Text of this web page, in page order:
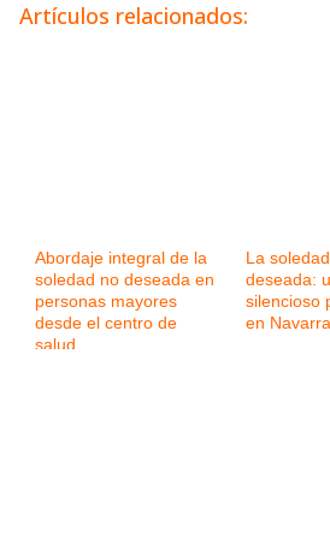
Artículos relacionados:
Abordaje integral de la
soledad no deseada en
personas mayores
desde el centro de
salud
La
deseada:
silencioso
en Navarra